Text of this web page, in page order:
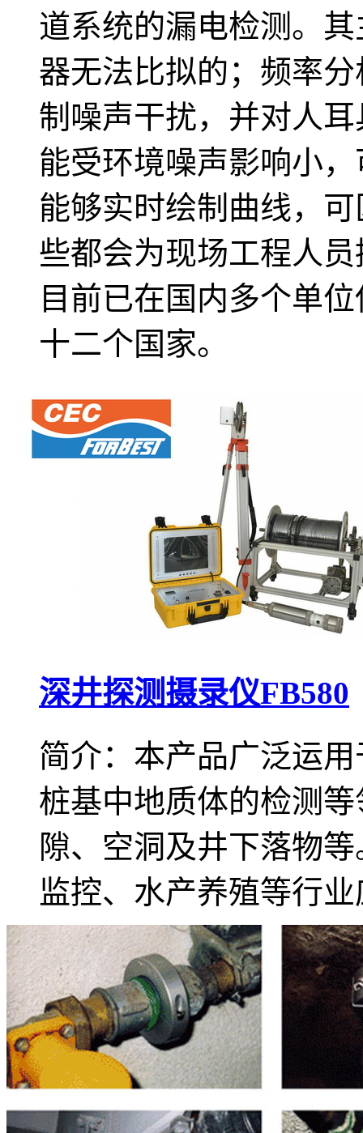
道系统的漏电检测。
器无法比拟的；频率
制噪声干扰，并对人
能受环境噪声影响小
能够实时绘制曲线，
些都会为现场工程人
目前已在国内多个单
十二个国家。
深井探测摄录仪FB580
简介：本产品广泛运
桩基中地质体的检测
隙、空洞及井下落物
监控、水产养殖等行